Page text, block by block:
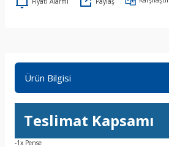
Ürün Bilgisi
Teslimat Kapsamı
-1x Pense